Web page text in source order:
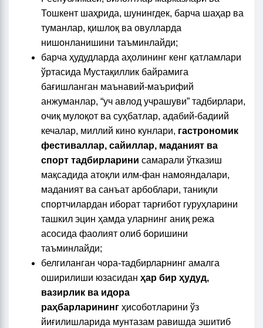
Тошкент шаҳрида, шунингдек, барча шаҳар ва
туманлар, қишлоқ ва овулларда
нишонланишини таъминлайди;
барча ҳудудларда аҳолининг кенг қатламлари
ўртасида Мустақиллик байрамига
бағишланган маънавий-маърифий
анжуманлар, “уч авлод учрашуви” тадбирлари,
очиқ мулоқот ва суҳбатлар, адабий-бадиий
кечалар, миллий кино кунлари, гастрономик
фестиваллар, сайиллар, маданият ва
спорт тадбирларини самарали ўтказиш
мақсадида атоқли илм-фан намояндалари,
маданият ва санъат арбоблари, таниқли
спортчилардан иборат тарғибот гуруҳларини
ташкил эцин ҳамда уларнинг аниқ режа
асосида фаолият олиб боришини
таъминлайди;
белгиланган чора-тадбирларнинг амалга
оширилиши юзасидан ҳар бир ҳудуд,
вазирлик ва идора
раҳбарларининг ҳисоботларини ўз
йиғилишларида мунтазам равишда эшитиб